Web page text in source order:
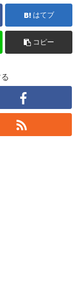
はてブ
コピー